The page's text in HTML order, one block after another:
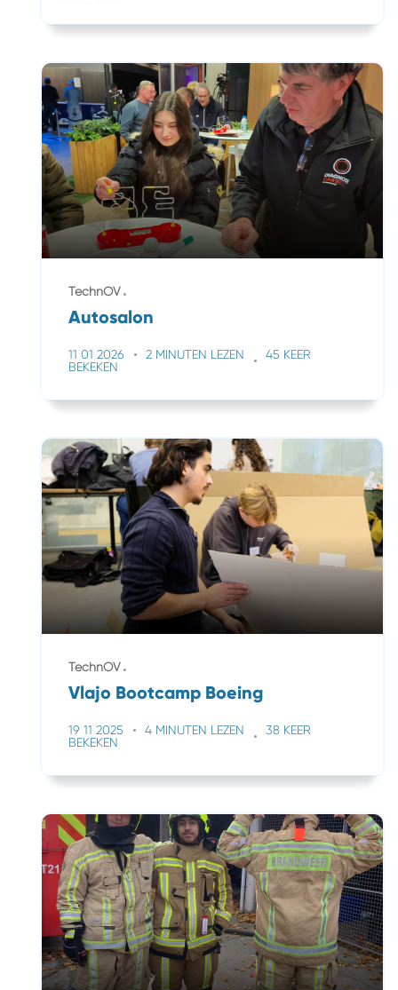
TechnOV
Autosalon
11 01 2026 2 MINUTEN LEZEN
45 KEER
BEKEKEN
TechnOV
Vlajo Bootcamp Boeing
19 11 2025 4 MINUTEN LEZEN
38 KEER
BEKEKEN